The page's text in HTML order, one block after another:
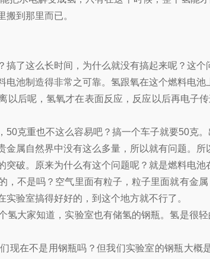
到那里而已。
了这么长时间，为什么就没有搞起来呢？这个
电池制造得非常之可靠。氢跟氧在这个燃料电
以后呢，氢氧才在表面反应，反应以后再电
50克重也不这么容易吧？搞一个车子就要50克
属自然界中没有这么多量，所以就有问题。
突破。原来为什么有这个问题呢？就是燃料电
，不是吗？空气里面有粒子，粒子里面就有金
验室搞得好好的，到这个地方就不行了。
氢大家知道，实验室也有储氢的钢瓶。氢是很
现在不是用钢瓶吗？但我们实验室的钢瓶大